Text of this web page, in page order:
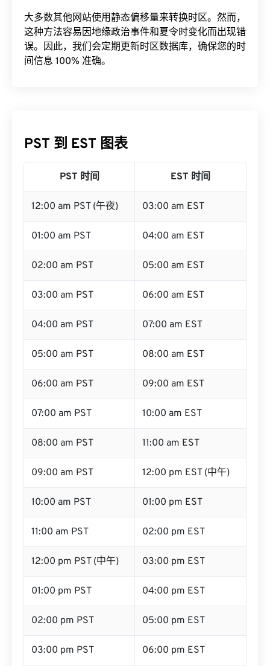
大多数其他网站使用静态偏移量来转换时区。然而，
这种方法容易因地缘政治事件和夏令时变化而出现错
误。因此，我们会定期更新时区数据库，确保您的时
间信息 100% 准确。
PST 到 EST 图表
PST 时间 EST 时间
12:00 am PST (午夜) 03:00 am EST
01:00 am PST 04:00 am EST
02:00 am PST 05:00 am EST
03:00 am PST 06:00 am EST
04:00 am PST 07:00 am EST
05:00 am PST 08:00 am EST
06:00 am PST 09:00 am EST
07:00 am PST 10:00 am EST
08:00 am PST 11:00 am EST
09:00 am PST 12:00 pm EST (中午)
10:00 am PST 01:00 pm EST
11:00 am PST 02:00 pm EST
12:00 pm PST (中午) 03:00 pm EST
01:00 pm PST 04:00 pm EST
02:00 pm PST 05:00 pm EST
03:00 pm PST 06:00 pm EST